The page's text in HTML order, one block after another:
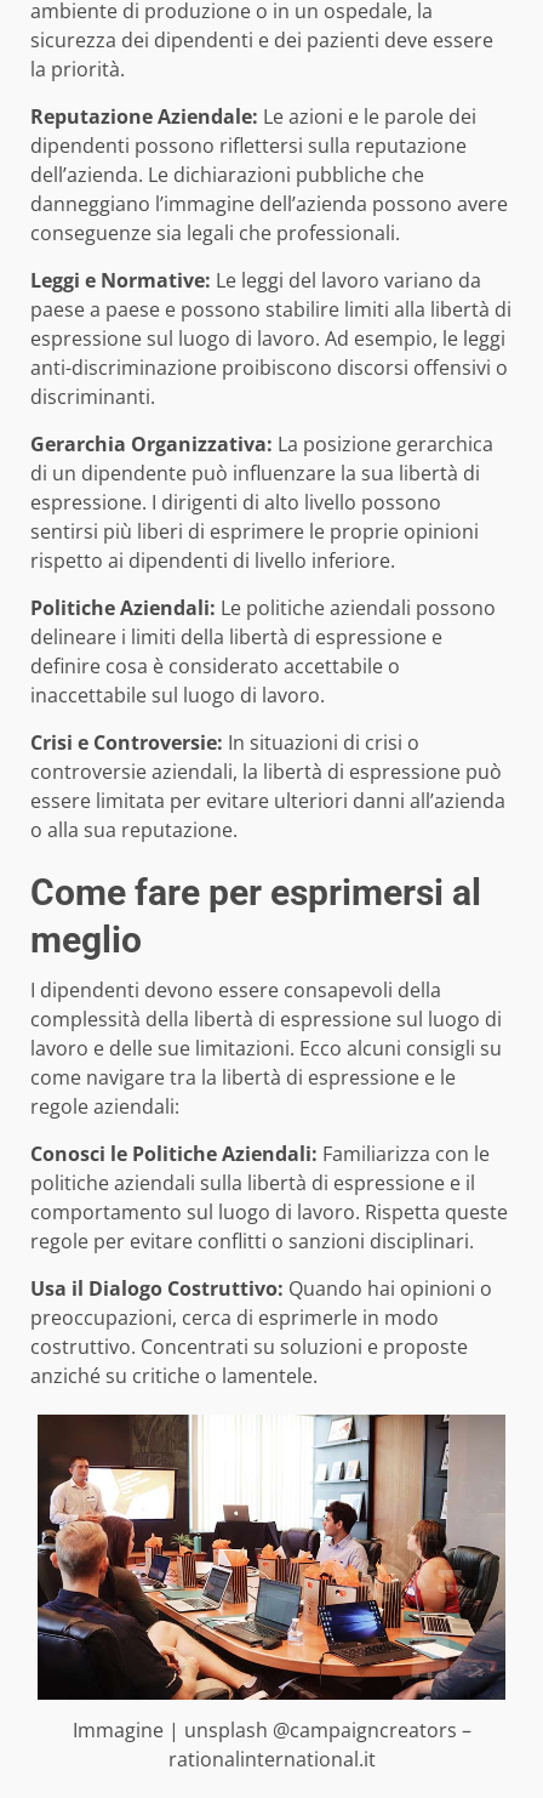
ambiente di produzione o in un ospedale, la
sicurezza dei dipendenti e dei pazienti deve essere
la priorità.
Reputazione Aziendale: Le azioni e le parole dei
dipendenti possono riflettersi sulla reputazione
dell’azienda. Le dichiarazioni pubbliche che
danneggiano l’immagine dell’azienda possono avere
conseguenze sia legali che professionali.
Leggi e Normative: Le leggi del lavoro variano da
paese a paese e possono stabilire limiti alla libertà di
espressione sul luogo di lavoro. Ad esempio, le leggi
anti-discriminazione proibiscono discorsi offensivi o
discriminanti.
Gerarchia Organizzativa: La posizione gerarchica
di un dipendente può influenzare la sua libertà di
espressione. I dirigenti di alto livello possono
sentirsi più liberi di esprimere le proprie opinioni
rispetto ai dipendenti di livello inferiore.
Politiche Aziendali: Le politiche aziendali possono
delineare i limiti della libertà di espressione e
definire cosa è considerato accettabile o
inaccettabile sul luogo di lavoro.
Crisi e Controversie: In situazioni di crisi o
controversie aziendali, la libertà di espressione può
essere limitata per evitare ulteriori danni all’azienda
o alla sua reputazione.
Come fare per esprimersi al
meglio
I dipendenti devono essere consapevoli della
complessità della libertà di espressione sul luogo di
lavoro e delle sue limitazioni. Ecco alcuni consigli su
come navigare tra la libertà di espressione e le
regole aziendali:
Conosci le Politiche Aziendali: Familiarizza con le
politiche aziendali sulla libertà di espressione e il
comportamento sul luogo di lavoro. Rispetta queste
regole per evitare conflitti o sanzioni disciplinari.
Usa il Dialogo Costruttivo: Quando hai opinioni o
preoccupazioni, cerca di esprimerle in modo
costruttivo. Concentrati su soluzioni e proposte
anziché su critiche o lamentele.
Immagine | unsplash @campaigncreators –
rationalinternational.it